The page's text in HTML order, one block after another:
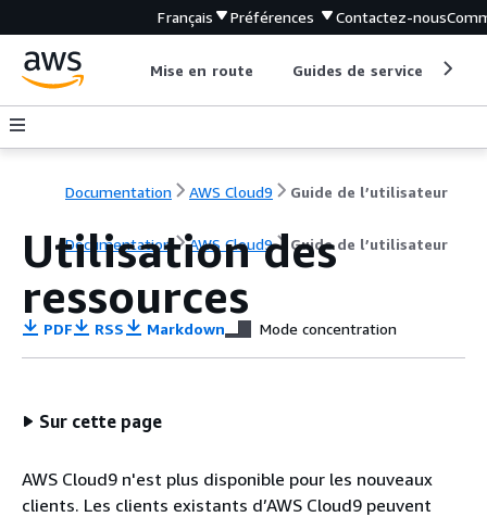
Français Préférences Contactez-nous
Mise en route Guides de service
Documentation AWS Cloud9 Guide de l’utilisateur
Documentation AWS Cloud9 Guide de l’utilisateur
Utilisation des
ressources
PDF RSS Markdown Mode concentration
Sur cette page
AWS Cloud9 n'est plus disponible pour les nouveaux
clients. Les clients existants d’AWS Cloud9 peuvent